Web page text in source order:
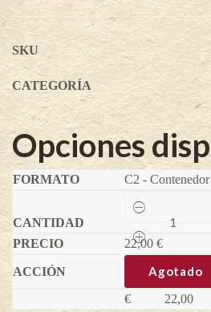
SKU
CATEGORÍA
Opciones
C2 -
x
Sorbopyrus
auricularis
bulbiformis
-
x
Sorbopyrus
auricularis
quantity
22,00 €
Agotado
€ 22,00